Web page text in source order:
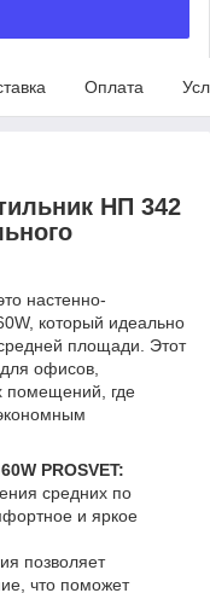
Оплата
НП 342
настенно-
который идеально
площади. Этот
офисов,
помещений, где
PROSVET:
средних по
и яркое
позволяет
что поможет